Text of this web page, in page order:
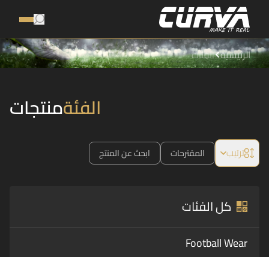
الرئيسية الفئات
الفئةمنتجات
ترتيب المقترحات ابحث عن المنتج
كل الفئات
Football Wear